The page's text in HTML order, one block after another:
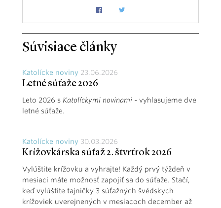
Súvisiace články
Katolícke noviny 23.06.2026
Letné súťaže 2026
Leto 2026 s Katolíckymi novinami - vyhlasujeme dve
letné súťaže.
Katolícke noviny 30.03.2026
Krížovkárska súťaž 2. štvrťrok 2026
Vylúštite krížovku a vyhrajte! Každý prvý týždeň v
mesiaci máte možnosť zapojiť sa do súťaže. Stačí,
keď vylúštite tajničky 3 súťažných švédskych
krížoviek uverejnených v mesiacoch december až